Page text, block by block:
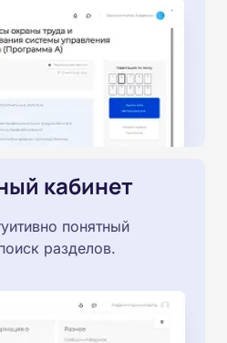
кабинет
понятный
разделов.